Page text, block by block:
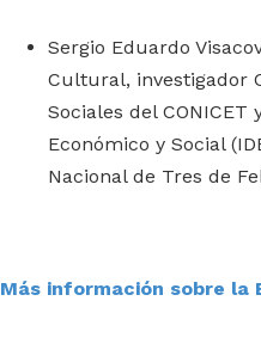
Sergio Eduardo
Cultural, investigador
Sociales del
Económico y Social
Nacional de Tres de
Más información sobre la